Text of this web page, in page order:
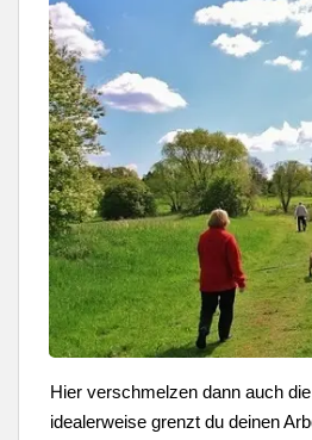
Hier verschmelzen dann auch
idealerweise grenzt du deinen